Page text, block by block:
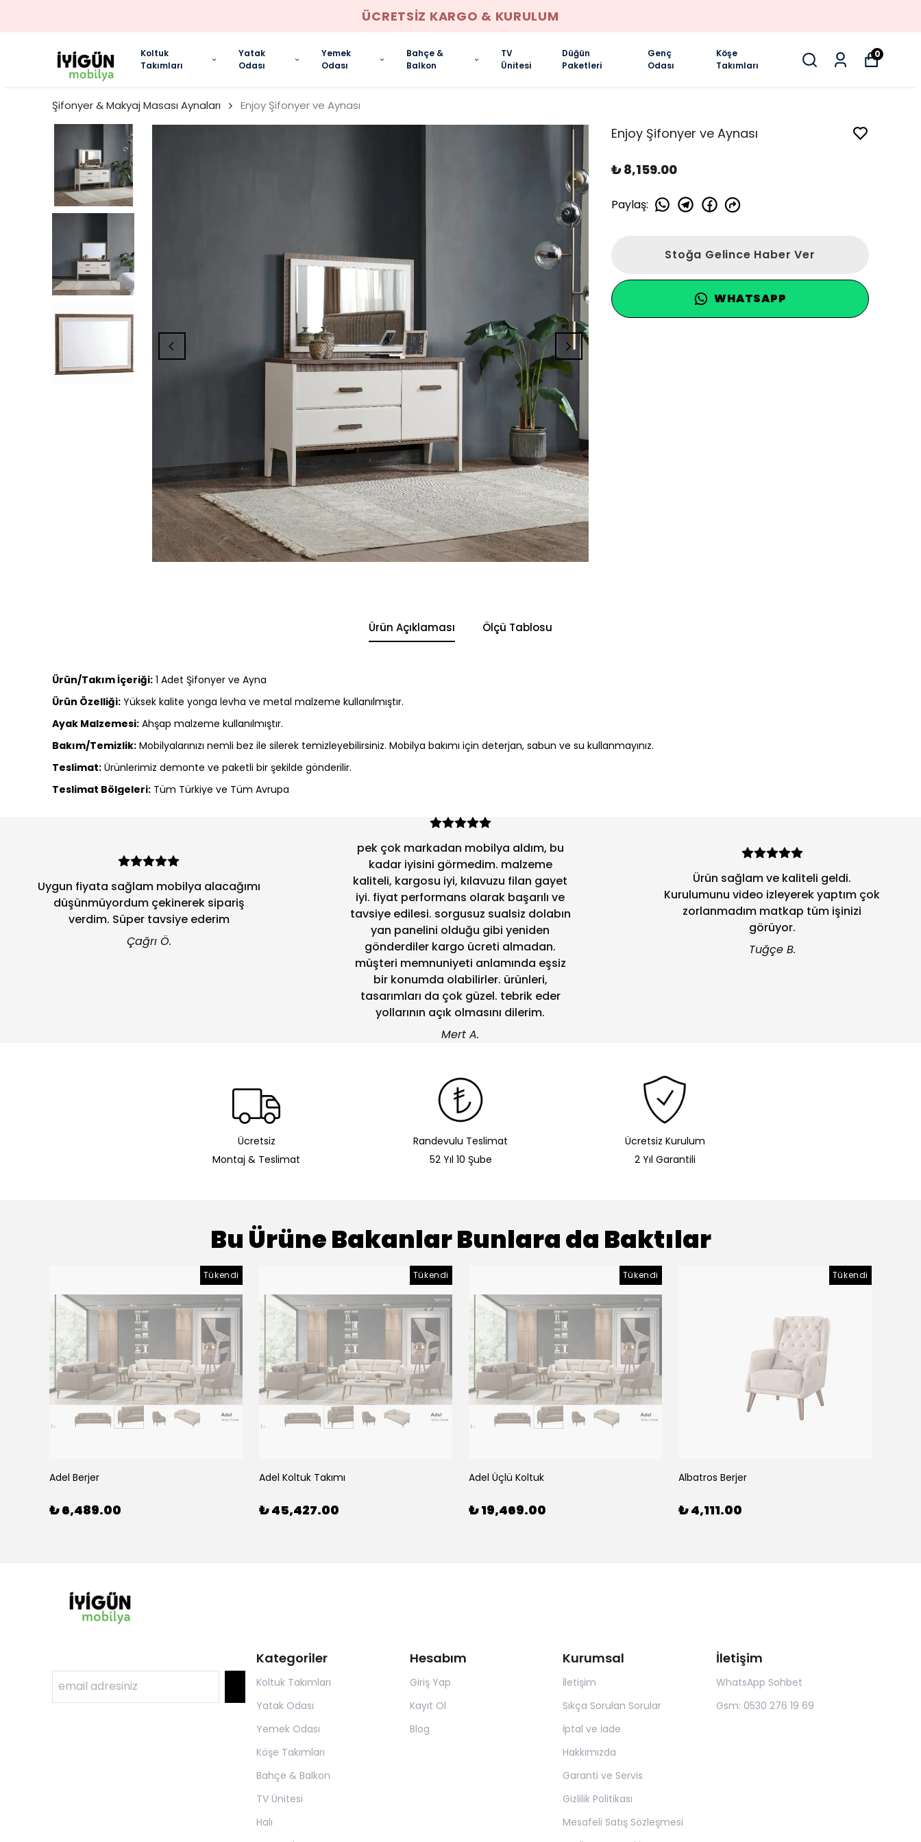
ANKARA İÇI ELDEN TAKSIT İMKANI
Koltuk
Takımları
Yatak
Odası
Yemek
Odası
Bahçe &
Balkon
TV
Ünitesi
Düğün
Paketleri
Genç
Odası
Köşe
Takımları
0
Şifonyer & Makyaj Masası Aynaları Enjoy Şifonyer ve Aynası
Enjoy Şifonyer ve Aynası
₺ 8,159.00
Paylaş:
Stoğa Gelince Haber Ver
WHATSAPP
Ürün Açıklaması Ölçü Tablosu
Ürün/Takım İçeriği: 1 Adet Şifonyer ve Ayna
Ürün Özelliği: Yüksek kalite yonga levha ve metal malzeme kullanılmıştır.
Ayak Malzemesi: Ahşap malzeme kullanılmıştır.
Bakım/Temizlik: Mobilyalarınızı nemli bez ile silerek temizleyebilirsiniz. Mobilya bakımı için deterjan, sabun ve su kullanmayınız.
Teslimat: Ürünlerimiz demonte ve paketli bir şekilde gönderilir.
Teslimat Bölgeleri: Tüm Türkiye ve Tüm Avrupa
Uygun fiyata sağlam mobilya alacağımı
düşünmüyordum çekinerek sipariş
verdim. Süper tavsiye ederim
Çağrı Ö.
pek çok markadan mobilya aldım, bu
kadar iyisini görmedim. malzeme
kaliteli, kargosu iyi, kılavuzu filan gayet
iyi. fiyat performans olarak başarılı ve
tavsiye edilesi. sorgusuz sualsiz dolabın
yan panelini olduğu gibi yeniden
gönderdiler kargo ücreti almadan.
müşteri memnuniyeti anlamında eşsiz
bir konumda olabilirler. ürünleri,
tasarımları da çok güzel. tebrik eder
yollarının açık olmasını dilerim.
Mert A.
Ürün sağlam ve kaliteli geldi.
Kurulumunu video izleyerek yaptım çok
zorlanmadım matkap tüm işinizi
görüyor.
Tuğçe B.
Ücretsiz
Montaj & Teslimat
Randevulu Teslimat
52 Yıl 10 Şube
Ücretsiz Kurulum
2 Yıl Garantili
Bu Ürüne Bakanlar Bunlara da Baktılar
Tükendi
Adel Berjer
₺ 6,489.00
Tükendi
Adel Koltuk Takımı
₺ 45,427.00
Tükendi
Adel Üçlü Koltuk
₺ 19,469.00
Tükendi
Albatros Berjer
₺ 4,111.00
Kategoriler
Koltuk Takımları
Yatak Odası
Yemek Odası
Köşe Takımları
Bahçe & Balkon
TV Ünitesi
Halı
Hesabım
Giriş Yap
Kayıt Ol
Blog
Kurumsal
İletişim
Sıkça Sorulan Sorular
İptal ve İade
Hakkımızda
Garanti ve Servis
Gizlilik Politikası
Mesafeli Satış Sözleşmesi
İletişim
WhatsApp Sohbet
Gsm: 0530 276 19 69